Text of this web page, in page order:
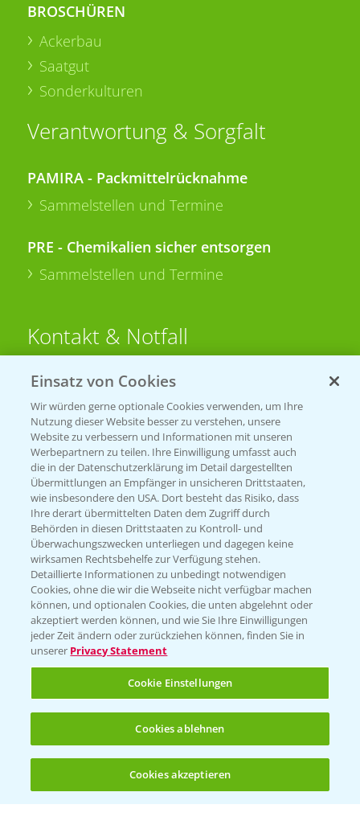
(noch 4)
BROSCHÜREN
Ackerbau
Saatgut
Sonderkulturen
Verantwortung & Sorgfalt
PAMIRA - Packmittelrücknahme
Sammelstellen und Termine
PRE - Chemikalien sicher entsorgen
Sammelstellen und Termine
Kontakt & Notfall
Beratung auf WhatsApp
T.+49 (0)174 346 564 1
KONTAKT
Hilfe in Notfällen
T.+49 (0)214/30-20220
Folgen Sie uns
Allgemeine Nutzungsbedingungen
Datenschutzerklärung
Einsatz von Cookies
Wir würden gerne optionale Cookies verwenden, um Ihre
Nutzung dieser Website besser zu verstehen, unsere
Website zu verbessern und Informationen mit unseren
Werbepartnern zu teilen. Ihre Einwilligung umfasst auch
die in der Datenschutzerklärung im Detail dargestellten
Übermittlungen an Empfänger in unsicheren Drittstaaten,
wie insbesondere den USA. Dort besteht das Risiko, dass
Ihre derart übermittelten Daten dem Zugriff durch
Behörden in diesen Drittstaaten zu Kontroll- und
Überwachungszwecken unterliegen und dagegen keine
wirksamen Rechtsbehelfe zur Verfügung stehen.
Detaillierte Informationen zu unbedingt notwendigen
Cookies, ohne die wir die Webseite nicht verfügbar machen
können, und optionalen Cookies, die unten abgelehnt oder
akzeptiert werden können, und wie Sie Ihre Einwilligungen
jeder Zeit ändern oder zurückziehen können, finden Sie in
unserer Privacy Statement
Cookie Einstellungen
Cookies ablehnen
Cookies akzeptieren